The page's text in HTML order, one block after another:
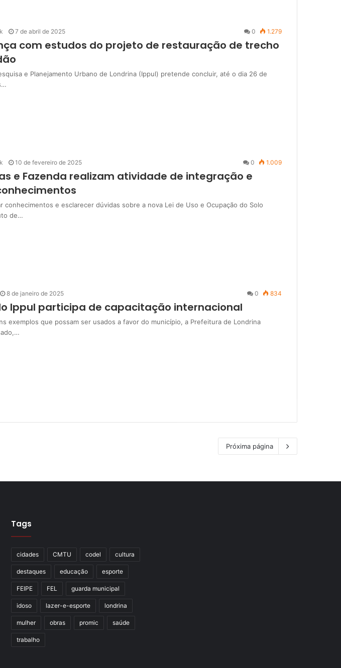
7 de abril de 2025 0 1.279
com estudos do projeto de restauração de trecho
e Planejamento Urbano de Londrina (Ippul) pretende concluir, até o dia 26 de
10 de fevereiro de 2025 0 1.009
e Fazenda realizam atividade de integração e
conhecimentos e esclarecer dúvidas sobre a nova Lei de Uso e Ocupação do Solo
de…
8 de janeiro de 2025 0 834
Ippul participa de capacitação internacional
exemplos que possam ser usados a favor do município, a Prefeitura de Londrina
Próxima página
Tags
cidades CMTU codel cultura
destaques educação esporte
FEIPE FEL guarda municipal
idoso lazer-e-esporte londrina
mulher obras promic saúde
trabalho